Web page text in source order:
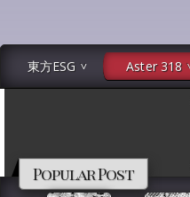
東方ESG Aster 318
Popular Post